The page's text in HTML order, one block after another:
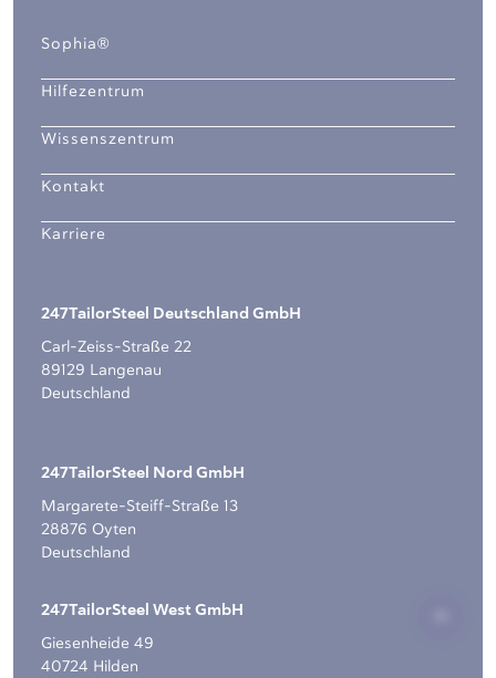
Sophia®
Hilfezentrum
Wissenszentrum
Kontakt
Karriere
247TailorSteel Deutschland GmbH
Carl-Zeiss-Straße 22
89129 Langenau
Deutschland
247TailorSteel Nord GmbH
Margarete-Steiff-Straße 13
28876 Oyten
Deutschland
247TailorSteel West GmbH
Giesenheide 49
40724 Hilden